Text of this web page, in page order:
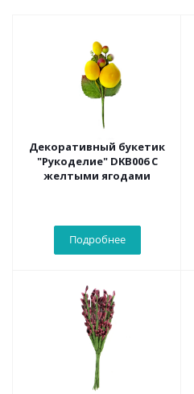
Декоративный букетик
"Рукоделие" DKB006 C
желтыми ягодами
Подробнее